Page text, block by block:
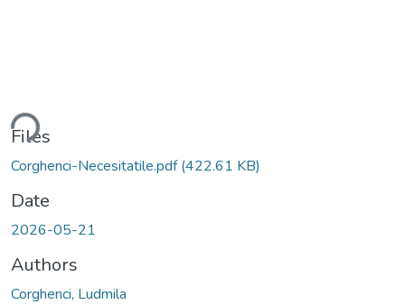
Files
Corghenci-Necesitatile.pdf(422.61 KB)
Date
2026-05-21
Authors
Corghenci, Ludmila